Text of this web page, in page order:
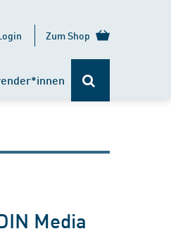
Zum Shop
Media